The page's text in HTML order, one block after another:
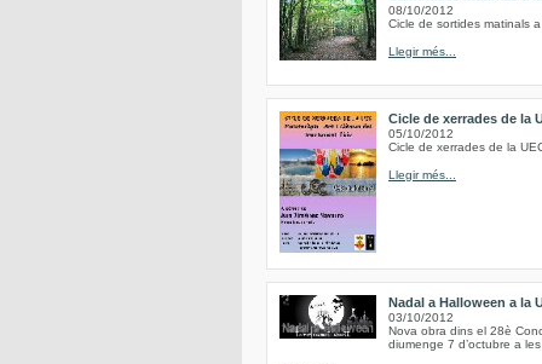
08/10/2012
Cicle de sortides matinals
Llegir més...
Cicle de xerrades de la
05/10/2012
Cicle de xerrades de la
Llegir més...
Nadal a Halloween a la
03/10/2012
Nova obra dins el 28è
diumenge 7 d’octubre a